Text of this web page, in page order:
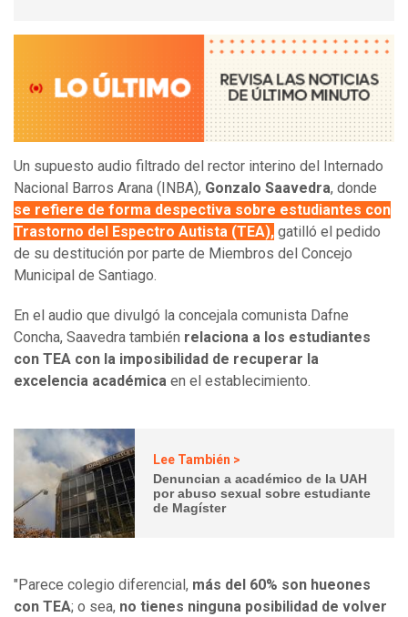
Un supuesto audio filtrado del rector interino del Internado
Nacional Barros Arana (INBA), Gonzalo Saavedra, donde
se refiere de forma despectiva sobre estudiantes con
Trastorno del Espectro Autista (TEA), gatilló el pedido
de su destitución por parte de Miembros del Concejo
Municipal de Santiago.
En el audio que divulgó la concejala comunista Dafne
Concha, Saavedra también relaciona a los estudiantes
con TEA con la imposibilidad de recuperar la
excelencia académica en el establecimiento.
Lee También >
Denuncian a académico de la UAH
por abuso sexual sobre estudiante
de Magíster
"Parece colegio diferencial, más del 60% son hueones
con TEA; o sea, no tienes ninguna posibilidad de volver